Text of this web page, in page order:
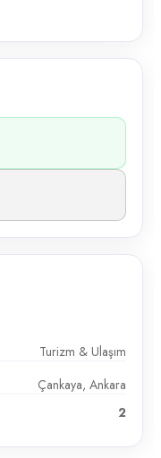
Turizm & Ulaşım
Çankaya, Ankara
2